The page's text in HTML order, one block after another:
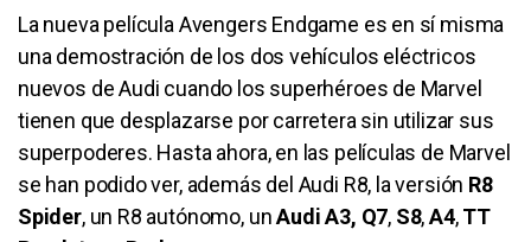
La nueva película Avengers Endgame es en sí misma
una demostración de los dos vehículos eléctricos
nuevos de Audi cuando los superhéroes de Marvel
tienen que desplazarse por carretera sin utilizar sus
superpoderes. Hasta ahora, en las películas de Marvel
se han podido ver, además del Audi R8, la versión R8
Spider, un R8 autónomo, unAudi A3, Q7, S8,A4,TT